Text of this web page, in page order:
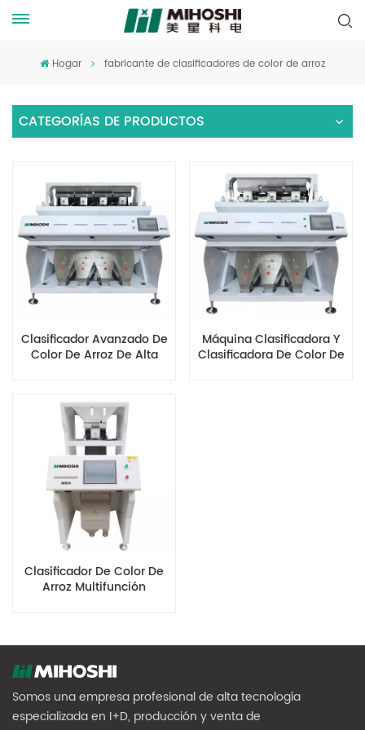
Hogar fabricante de clasificadores de color de arroz
CATEGORÍAS DE PRODUCTOS
Clasificador Avanzado De
Color De Arroz De Alta
Máquina Clasificadora Y
Clasificadora De Color De
Clasificador De Color De
Arroz Multifunción
Somos una empresa profesional de alta tecnología
especializada en I+D, producción y venta de